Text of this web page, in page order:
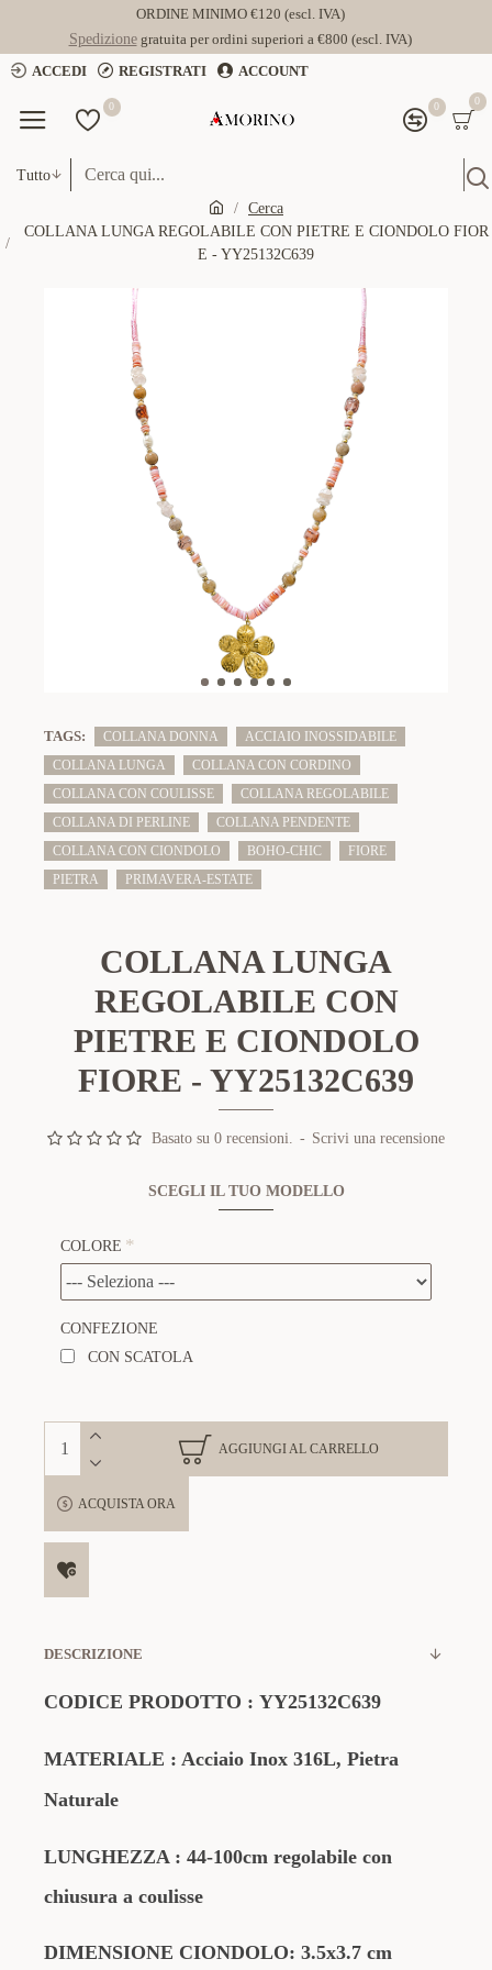
ORDINE MINIMO €120 (escl. IVA)
Spedizionegratuita per ordini superiori a €800 (escl. IVA)
ACCEDI
REGISTRATI ACCOUNT
0 0 0
Tutto
Cerca
COLLANA LUNGA REGOLABILE CON PIETRE E CIONDOLO FIOR
E - YY25132C639
TAGS: COLLANA DONNA
ACCIAIO INOSSIDABILE
COLLANA LUNGA
COLLANA CON CORDINO
COLLANA CON COULISSE
COLLANA REGOLABILE
COLLANA DI PERLINE
COLLANA PENDENTE
COLLANA CON CIONDOLO
BOHO-CHIC
FIORE
PIETRA
PRIMAVERA-ESTATE
COLLANA LUNGA
REGOLABILE CON
PIETRE E CIONDOLO
FIORE - YY25132C639
Basato su 0 recensioni. - Scrivi una recensione
SCEGLI IL TUO MODELLO
COLORE
CONFEZIONE
CON SCATOLA
AGGIUNGI AL CARRELLO
ACQUISTA ORA
DESCRIZIONE
CODICE PRODOTTO : YY25132C639
MATERIALE : Acciaio Inox 316L, Pietra
Naturale
LUNGHEZZA : 44-100cm regolabile con
chiusura a coulisse
DIMENSIONE CIONDOLO: 3.5x3.7 cm